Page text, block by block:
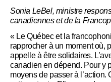
Sonia LeBel, ministre
canadiennes et de la
« Le Québec et la
rapprocher à un moment où,
appelle à être solidaires.
canadien en dépend. Pour y
moyens de passer à l’action.